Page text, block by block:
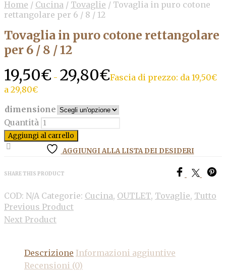
Home / Cucina / Tovaglie / Tovaglia in puro cotone
rettangolare per 6 / 8 / 12
Tovaglia in puro cotone rettangolare
per 6 / 8 / 12
19,50€ - 29,80€Fascia di prezzo: da 19,50€
a 29,80€
dimensione
Quantità
Aggiungi al carrello
AGGIUNGI ALLA LISTA DEI DESIDERI
SHARE THIS PRODUCT
COD: N/A Categorie: Cucina, OUTLET, Tovaglie, Tutto
Previous Product
Next Product
Descrizione Informazioni aggiuntive
Recensioni (0)